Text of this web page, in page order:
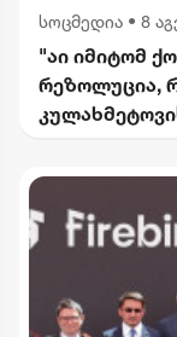
სოცმედია • 8
"აი იმიტომ
რეზოლუცია,